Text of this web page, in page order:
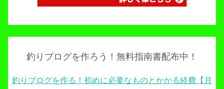
釣りブログを作ろう！無料指南書配布中！
釣りブログを作る！初めに必要なものとかかる経費【月